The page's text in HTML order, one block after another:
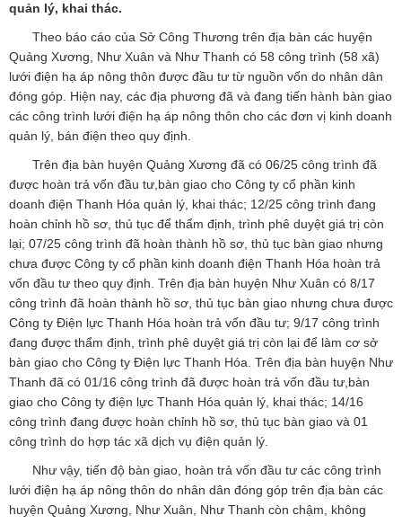
quản lý, khai thác.
Theo báo cáo của Sở Công Thương trên địa bàn các huyện
Quảng Xương, Như Xuân và Như Thanh có 58 công trình (58 xã)
lưới điện hạ áp nông thôn được đầu tư từ nguồn vốn do nhân dân
đóng góp. Hiện nay, các địa phương đã và đang tiến hành bàn giao
các công trình lưới điện hạ áp nông thôn cho các đơn vị kinh doanh
quản lý, bán điện theo quy định.
Trên địa bàn huyện Quảng Xương đã có 06/25 công trình đã
được hoàn trả vốn đầu tư,bàn giao cho Công ty cổ phần kinh
doanh điện Thanh Hóa quản lý, khai thác; 12/25 công trình đang
hoàn chỉnh hồ sơ, thủ tục để thẩm định, trình phê duyệt giá trị còn
lại; 07/25 công trình đã hoàn thành hồ sơ, thủ tục bàn giao nhưng
chưa được Công ty cổ phần kinh doanh điện Thanh Hóa hoàn trả
vốn đầu tư theo quy định. Trên địa bàn huyện Như Xuân có 8/17
công trình đã hoàn thành hồ sơ, thủ tục bàn giao nhưng chưa được
Công ty Điện lực Thanh Hóa hoàn trả vốn đầu tư; 9/17 công trình
đang được thẩm định, trình phê duyệt giá trị còn lại để làm cơ sở
bàn giao cho Công ty Điện lực Thanh Hóa. Trên địa bàn huyện Như
Thanh đã có 01/16 công trình đã được hoàn trả vốn đầu tư,bàn
giao cho Công ty điện lực Thanh Hóa quản lý, khai thác; 14/16
công trình đang được hoàn chỉnh hồ sơ, thủ tục bàn giao và 01
công trình do hợp tác xã dịch vụ điện quản lý.
Như vậy, tiến độ bàn giao, hoàn trả vốn đầu tư các công trình
lưới điện hạ áp nông thôn do nhân dân đóng góp trên địa bàn các
huyện Quảng Xương, Như Xuân, Như Thanh còn chậm, không